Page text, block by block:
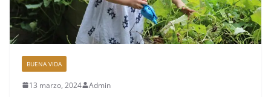
BUENA VIDA
13 marzo, 2024 Admin